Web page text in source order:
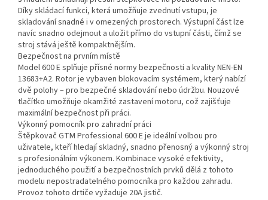
Díky skládací funkci, která umožňuje zvednutí vstupu, je
skladování snadné i v omezených prostorech. Výstupní část lze
navíc snadno odejmout a uložit přímo do vstupní části, čímž se
stroj stává ještě kompaktnějším.
Bezpečnost na prvním místě
Model 600 E splňuje přísné normy bezpečnosti a kvality NEN-EN
13683+A2. Rotor je vybaven blokovacím systémem, který nabízí
dvě polohy – pro bezpečné skladování nebo údržbu. Nouzové
tlačítko umožňuje okamžité zastavení motoru, což zajišťuje
maximální bezpečnost při práci.
Výkonný pomocník pro zahradní práci
Štěpkovač GTM Professional 600 E je ideální volbou pro
uživatele, kteří hledají skladný, snadno přenosný a výkonný stroj
s profesionálním výkonem. Kombinace vysoké efektivity,
jednoduchého použití a bezpečnostních prvků dělá z tohoto
modelu nepostradatelného pomocníka pro každou zahradu.
Provoz tohoto drtiče vyžaduje 20A jistič.